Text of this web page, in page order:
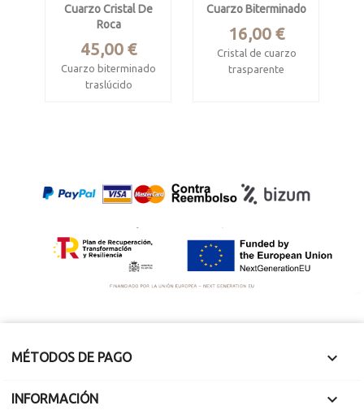
Cuarzo Cristal De
Roca
Precio
45,00 €
Cuarzo biterminado
traslúcido
Cuarzo Biterminado
Precio
16,00 €
Cristal de cuarzo
trasparente
MÉTODOS DE PAGO 
INFORMACIÓN 